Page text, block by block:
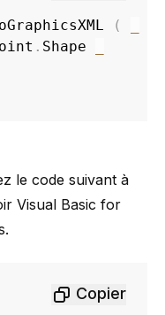
(
. Shape
le code suivant à
Visual Basic for
Copier